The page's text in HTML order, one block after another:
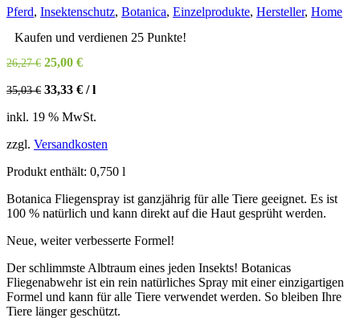
Pferd, Insektenschutz, Botanica, Einzelprodukte, Hersteller, Home
Kaufen und verdienen 25 Punkte!
26,27€ Ursprünglicher
war:
25,00 €Aktueller
ist:
35,03€ 33,33 € /l
inkl. 19 % MwSt.
zzgl. Versandkosten
Produkt enthält: 0,750 l
Botanica Fliegenspray ist ganzjährig für alle Tiere geeignet. Es ist
100 % natürlich und kann direkt auf die Haut gesprüht werden.
Neue, weiter verbesserte Formel!
Der schlimmste Albtraum eines jeden Insekts! Botanicas
Fliegenabwehr ist ein rein natürliches Spray mit einer einzigartigen
Formel und kann für alle Tiere verwendet werden. So bleiben Ihre
Tiere länger geschützt.